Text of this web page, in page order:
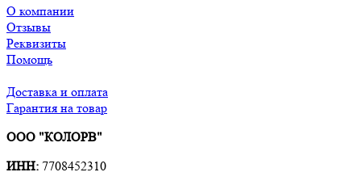
О компании
Отзывы
Реквизиты
Помощь
Доставка и оплата
Гарантия на товар
ООО "КОЛОРВ"
ИНН: 7708452310